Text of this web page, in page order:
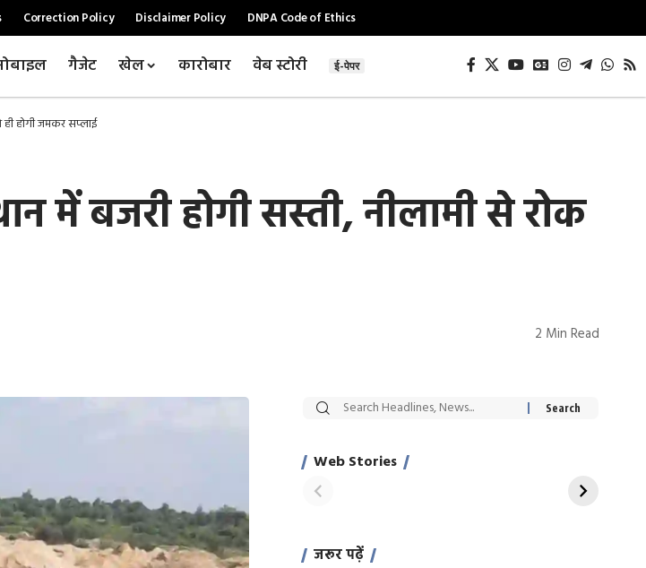
Correction Policy Disclaimer Policy DNPA Code of Ethics
गैजेट खेल कारोबार वेब स्टोरी ई-पेपर
होगी जमकर सप्लाई
में बजरी होगी सस्ती, नीलामी से रोक
2 Min Read
Web Stories
सट्टेबाजी में अरेस्ट हुए
साहिल खान
रोज एक कच्चे लहसुन
जरूर पढ़ें